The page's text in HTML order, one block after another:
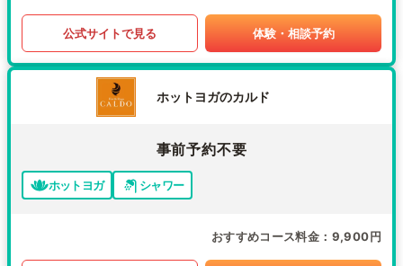
公式サイトで見る 体験・相談予約
ホットヨガのカルド
事前予約不要
ホットヨガ シャワー
おすすめコース料金 9,900円